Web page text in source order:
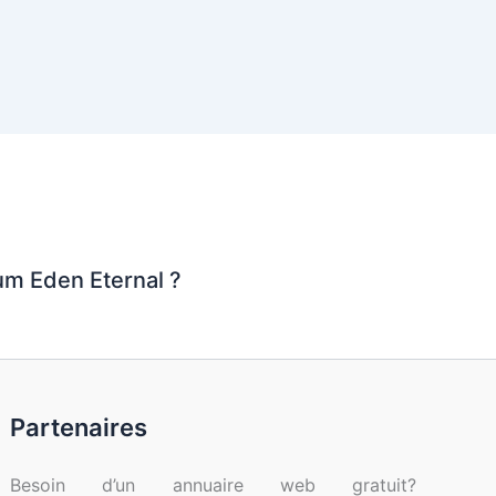
Eden Eternal ?
Partenaires
Besoin d’un annuaire web gratuit?